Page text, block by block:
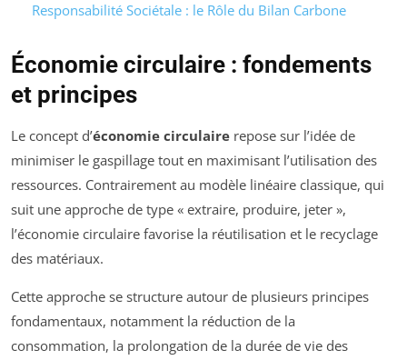
Responsabilité Sociétale : le Rôle du Bilan Carbone
Économie circulaire : fondements
et principes
Le concept d’économie circulaire repose sur l’idée de
minimiser le gaspillage tout en maximisant l’utilisation des
ressources. Contrairement au modèle linéaire classique, qui
suit une approche de type « extraire, produire, jeter »,
l’économie circulaire favorise la réutilisation et le recyclage
des matériaux.
Cette approche se structure autour de plusieurs principes
fondamentaux, notamment la réduction de la
consommation, la prolongation de la durée de vie des